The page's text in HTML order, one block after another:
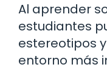
Al aprender
estudiantes
estereotipos
entorno más